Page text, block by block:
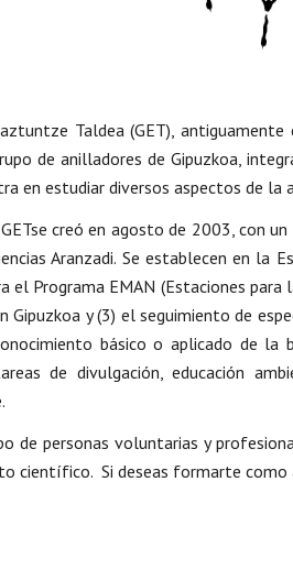
Taldea (GET),
de anilladores de Gipuzkoa,
en estudiar diversos aspectos de la
creó en agosto de 2003, con
Aranzadi. Se establecen en
el Programa EMAN (Estaciones
Gipuzkoa y (3) el seguimiento de
básico o aplicado de la
de divulgación, educación
de personas voluntarias y
científico. Si deseas formarte como